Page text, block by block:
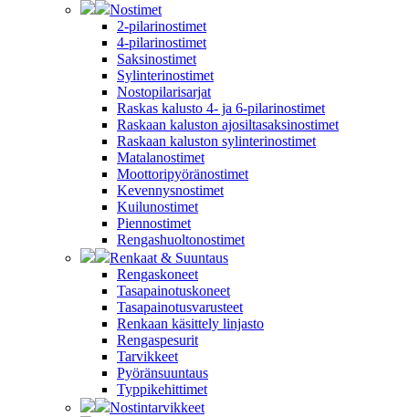
Nostimet
2-pilarinostimet
4-pilarinostimet
Saksinostimet
Sylinterinostimet
Nostopilarisarjat
Raskas kalusto 4- ja 6-pilarinostimet
Raskaan kaluston ajosiltasaksinostimet
Raskaan kaluston sylinterinostimet
Matalanostimet
Moottoripyöränostimet
Kevennysnostimet
Kuilunostimet
Piennostimet
Rengashuoltonostimet
Renkaat & Suuntaus
Rengaskoneet
Tasapainotuskoneet
Tasapainotusvarusteet
Renkaan käsittely linjasto
Rengaspesurit
Tarvikkeet
Pyöränsuuntaus
Typpikehittimet
Nostintarvikkeet